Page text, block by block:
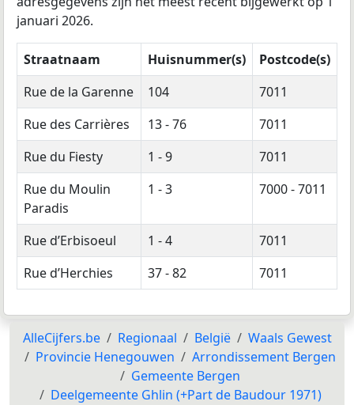
januari 2026.
Straatnaam Huisnummer(s)
Postcode(s)
Rue de la Garenne
104
7011
Rue des Carrières
13 - 76
7011
Rue du Fiesty
1 - 9
7011
Rue du Moulin
Paradis
1 - 3 7000 - 7011
Rue d’Erbisoeul 1 - 4
7011
Rue d’Herchies
37 - 82 7011
AlleCijfers.be Regionaal België
Waals Gewest
Provincie Henegouwen
Arrondissement Bergen
Gemeente Bergen
Deelgemeente Ghlin (+Part de Baudour 1971)